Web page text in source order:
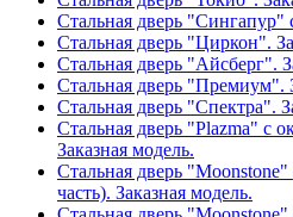
Стальная дверь "Сингапур"
Стальная дверь "Циркон".
Стальная дверь "Айсберг".
Стальная дверь "Премиум".
Стальная дверь "Спектра".
Стальная дверь "Plazma" с
Заказная модель.
Стальная дверь "Moonstone"
часть). Заказная модель.